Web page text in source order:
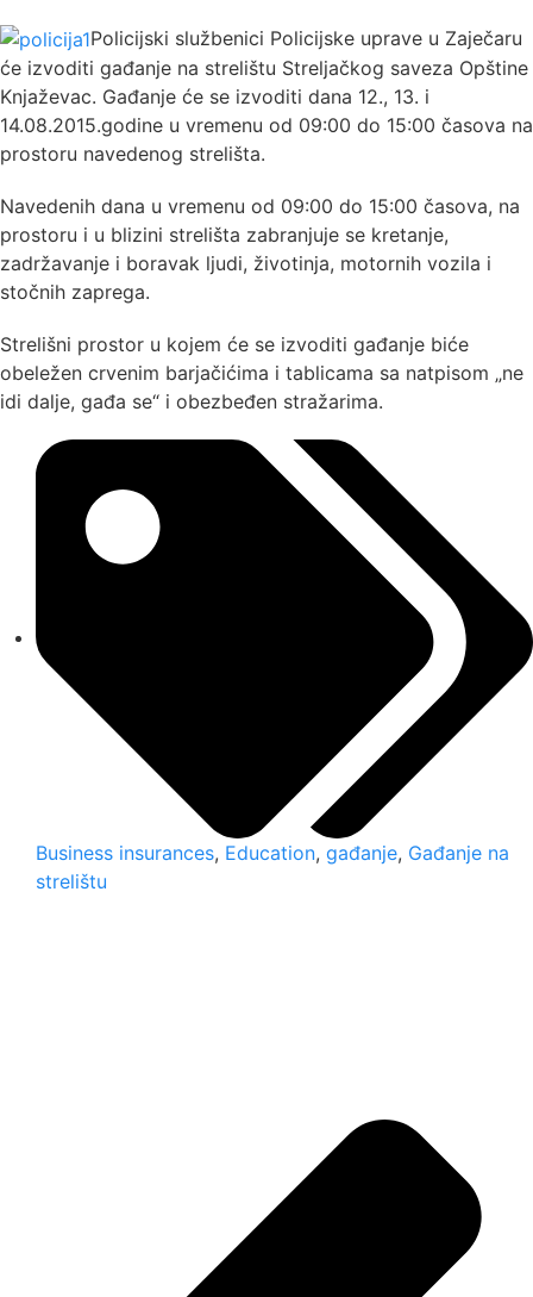
Policijski službenici Policijske uprave u Zaječaru
će izvoditi gađanje na strelištu Streljačkog saveza Opštine
Knjaževac. Gađanje će se izvoditi dana 12., 13. i
14.08.2015.godine u vremenu od 09:00 do 15:00 časova na
prostoru navedenog strelišta.
Navedenih dana u vremenu od 09:00 do 15:00 časova, na
prostoru i u blizini strelišta zabranjuje se kretanje,
zadržavanje i boravak ljudi, životinja, motornih vozila i
stočnih zaprega.
Strelišni prostor u kojem će se izvoditi gađanje biće
obeležen crvenim barjačićima i tablicama sa natpisom „ne
idi dalje, gađa se“ i obezbeđen stražarima.
Business insurances, Education, gađanje, Gađanje na
strelištu